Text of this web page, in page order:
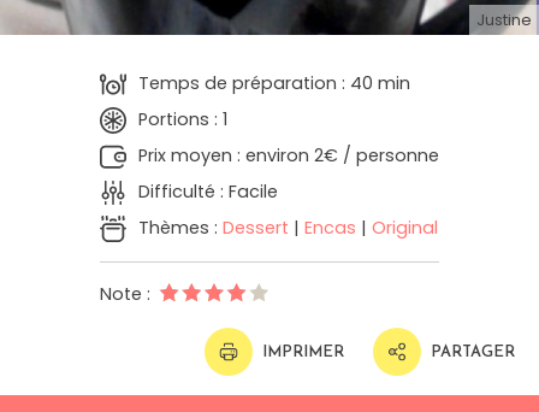
Justine
Temps de préparation : 40 min
Portions : 1
Prix moyen : environ 2€ / personne
Difficulté : Facile
Thèmes : Dessert | Encas | Original
Note :
IMPRIMER PARTAGER